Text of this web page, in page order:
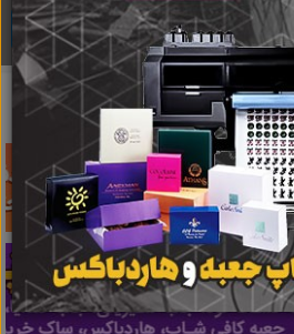
دانلود
نتایج جستجو برای برچسبتندیس سپاس